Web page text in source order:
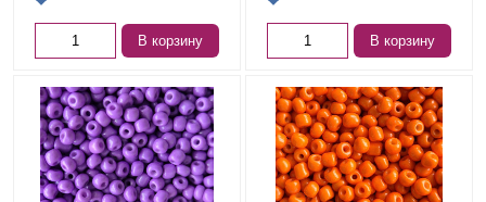
В корзину В корзину